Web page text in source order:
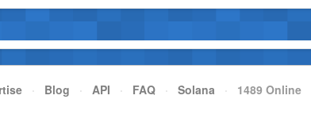
· Blog · API · FAQ · Solana · 1489 Online